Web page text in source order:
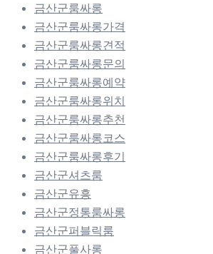
금산군룸싸롱
금산군룸싸롱가격
금산군룸싸롱견적
금산군룸싸롱문의
금산군룸싸롱예약
금산군룸싸롱위치
금산군룸싸롱추천
금산군룸싸롱코스
금산군룸싸롱후기
금산군셔츠룸
금산군유흥
금산군정통룸싸롱
금산군퍼블릭룸
금산군풀사롱